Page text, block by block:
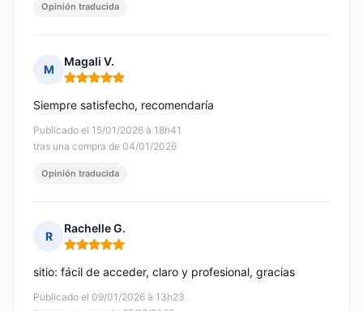
Opinión traducida
M
Magali V.
Nota: 5 de 5
Publicado el 15/01/2026 à 18h41
tras una compra de 04/01/2026
Siempre satisfecho, recomendaría
Opinión traducida
R
Rachelle G.
Nota: 5 de 5
Publicado el 09/01/2026 à 13h23
sitio: fácil de acceder, claro y profesional, gracias